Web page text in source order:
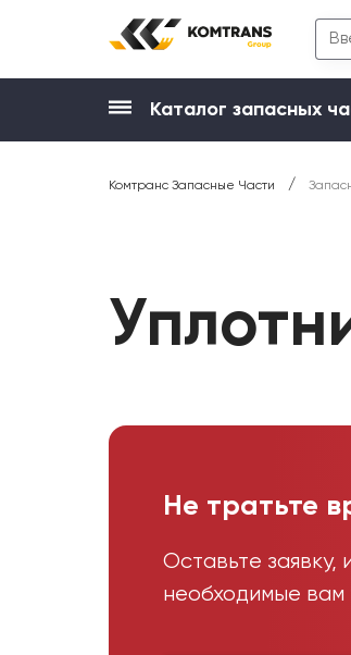
Каталог запасных
Комтранс Запасные Части /
Не тратьте
Оставьте
необходимые вам